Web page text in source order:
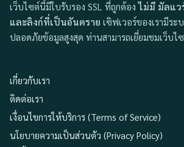
เว็บไซต์นี้มีใบรับรอง SSL ที่ถูกต้องไม่มี มัลแว
และลิงก์ที่เป็นอันตราย เซิฟเวอร์ของเรามีร
ปลอดภัยข้อมูลสูงสุด ท่านสามารถเยี่ยมชมเว็บไ
เกี่ยวกับเรา
ติดต่อเรา
เงื่อนไขการให้บริการ (Terms of Service)
นโยบายความเป็นส่วนตัว (Privacy Policy)